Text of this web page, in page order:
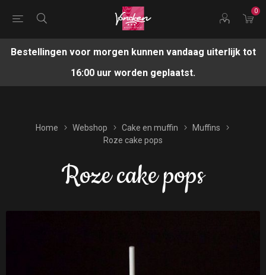
0
Bestellingen voor morgen kunnen vandaag uiterlijk tot
16:00 uur worden geplaatst.
Home Webshop Cake en muffin
Muffins
Roze cake pops
Roze cake pops